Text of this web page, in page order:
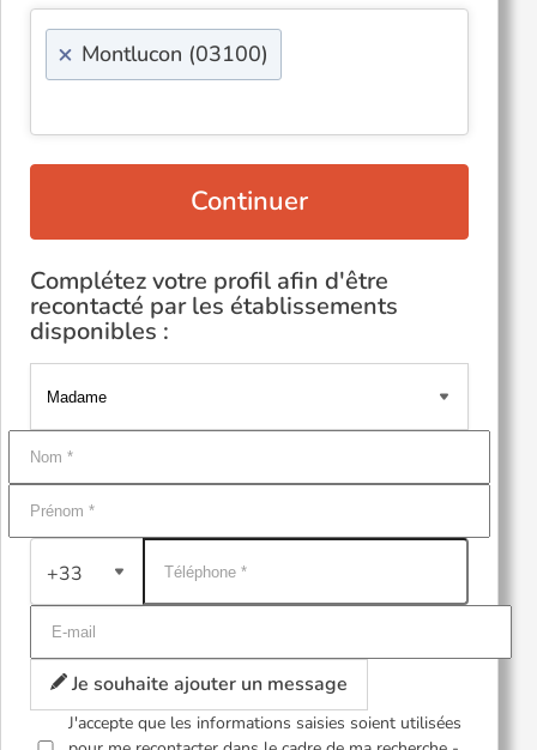
× Montlucon (03100)
Continuer
Complétez votre profil afin d'être
recontacté par les établissements
disponibles :
+33
Je souhaite ajouter un message
J'accepte que les informations saisies soient utilisées